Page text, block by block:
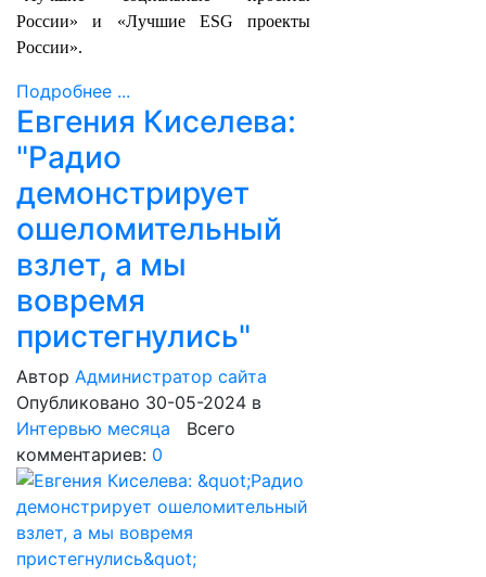
России» и «Лучшие ESG проекты
России».
Подробнее ...
Евгения Киселева:
"Радио
демонстрирует
ошеломительный
взлет, а мы
вовремя
пристегнулись"
Автор Администратор сайта
Опубликовано 30-05-2024 в
Интервью месяца Всего
комментариев: 0